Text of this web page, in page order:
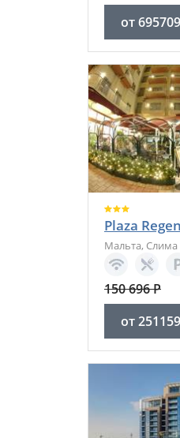
от695709
Plaza
Мальта, Слима
150 696Р
от251159